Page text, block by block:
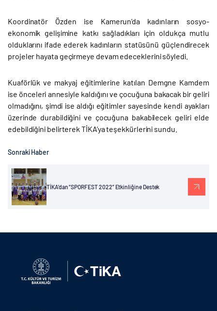
Koordinatör Özden ise Kamerun’da kadınların sosyo-
ekonomik gelişimine katkı sağladıkları için oldukça mutlu
olduklarını ifade ederek kadınların statüsünü güçlendirecek
projeler hayata geçirmeye devam edeceklerini söyledi.
Kuaförlük ve makyaj eğitimlerine katılan Demgne Kamdem
ise önceleri annesiyle kaldığını ve çocuğuna bakacak bir geliri
olmadığını, şimdi ise aldığı eğitimler sayesinde kendi ayakları
üzerinde durabildiğini ve çocuğuna bakabilecek geliri elde
edebildiğini belirterek TİKA’ya teşekkürlerini sundu.
Sonraki Haber
TİKA’dan “SPORFEST 2022” Etkinliğine Destek